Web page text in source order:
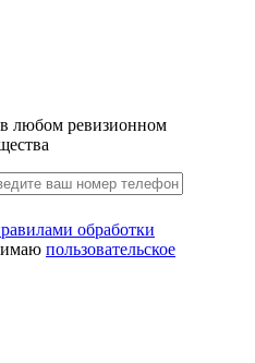
любом ревизионном
обработки
пользовательское